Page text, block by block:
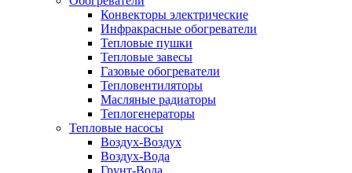
Конвекторы электрические
Инфракрасные обогреватели
Тепловые пушки
Тепловые завесы
Газовые обогреватели
Тепловентиляторы
Масляные радиаторы
Теплогенераторы
Тепловые насосы
Воздух-Воздух
Воздух-Вода
Грунт-Вода